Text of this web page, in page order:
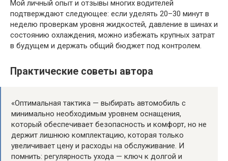
Мой личный опыт и отзывы многих водителей
подтверждают следующее: если уделять 20–30 минут в
неделю проверкам уровня жидкостей, давление в шинах и
состоянию охлаждения, можно избежать крупных затрат
в будущем и держать общий бюджет под контролем.
Практические советы автора
«Оптимальная тактика — выбирать автомобиль с
минимально необходимым уровнем оснащения,
который обеспечивает безопасность и комфорт, но не
держит лишнюю комплектацию, которая только
увеличивает цену и расходы на обслуживание. И
помнить: регулярность ухода — ключ к долгой и